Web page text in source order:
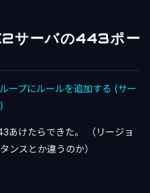
サーバの443ポー
ープにルールを追加する (サー
あけたらできた。 （リージョ
ンスとか違うのか）